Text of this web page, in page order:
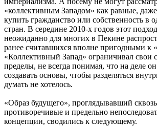
«коллективным Западом» как равные,
купить гражданство или собственность в
стран. В середине 2010-х годов этот
неожиданно для многих в Пекине
ранее считавшихся вполне пригодными к
«Коллективный Запад» ограничивал свои
пределы, не всегда понимая, что на деле
создавать основы, чтобы разделяться
думать не хотелось.
«Образ будущего», проглядывавший
противоречивые и предельно
концепции, сводились к следующему.